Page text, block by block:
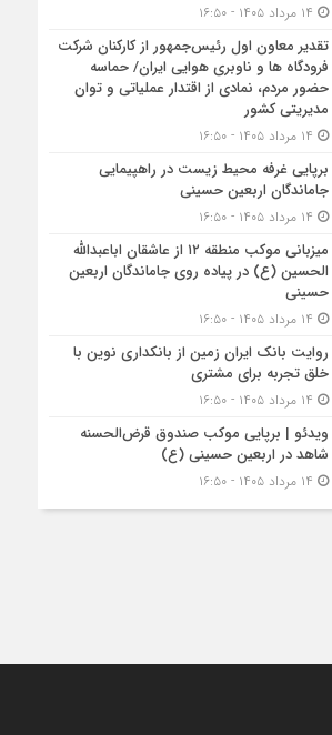
تقدیر معاون اول رئیس‌جمهور از کارکنان شرکت
فرودگاه ها و ناوبری هوایی ایران/ حماسه
حضور مردم، نمادی از اقتدار عملیاتی و توان
مدیریتی کشور
برپایی غرفه محیط زیست در راهپیمایی
جاماندگان اربعین حسینی
میزبانی موکب منطقه ۱۲ از عاشقان اباعبدالله
الحسین (ع) در پیاده روی جاماندگان اربعین
حسینی
روایت بانک ایران زمین از بانکداری نوین با
خلق تجربه برای مشتری
ویدئو | برپایی موکب صندوق قرض‌الحسنه
شاهد در اربعین حسینی (ع)